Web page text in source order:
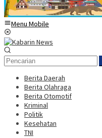
Menu Mobile
Berita Daerah
Berita Olahraga
Berita Otomotif
Kriminal
Politik
Kesehatan
TNI